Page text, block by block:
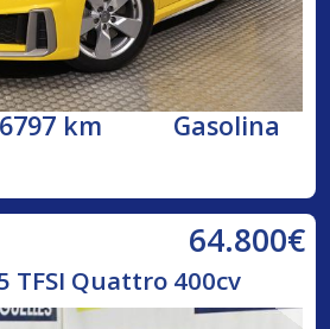
km Gasolina
64.800€
TFSI Quattro 400cv